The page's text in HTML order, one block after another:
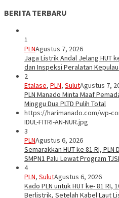
BERITA TERBARU
1
PLNAgustus 7, 2026
Jaga Listrik Andal Jelang HUT
dan Inspeksi Peralatan
2
Etalase, PLN, SulutAgustus 7,
PLN Manado Minta Maaf
Minggu Dua PLTD Pulih Total
https://harimanado.com/wp-
IDUL-FITRI-AN-NUR.jpg
3
PLNAgustus 6, 2026
Semarakkan HUT ke 81 RI,
SMPN1 Palu Lewat Program
4
PLN, SulutAgustus 6, 2026
Kado PLN untuk HUT ke- 81 RI,
Berlistrik, Setelah Kabel Laut